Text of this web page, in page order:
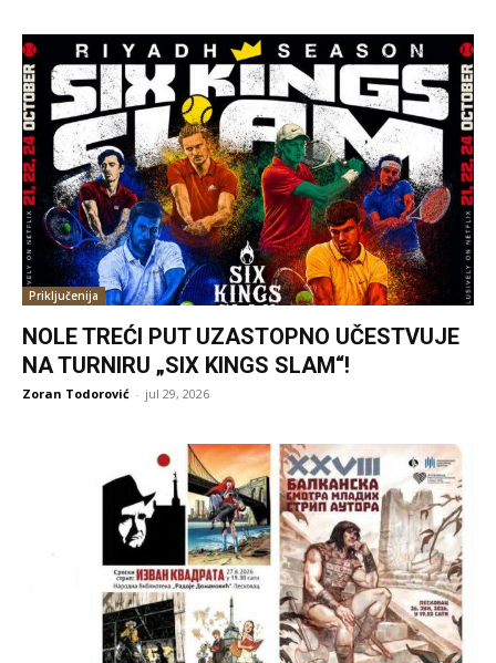
Priključenija
NOLE TREĆI PUT UZASTOPNO UČESTVUJE
NA TURNIRU „SIX KINGS SLAM“!
Zoran Todorović - jul 29, 2026